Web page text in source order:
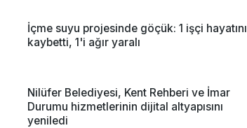
İçme suyu projesinde göçük: 1 işçi hayatını
kaybetti, 1'i ağır yaralı
Nilüfer Belediyesi, Kent Rehberi ve İmar
Durumu hizmetlerinin dijital altyapısını
yeniledi